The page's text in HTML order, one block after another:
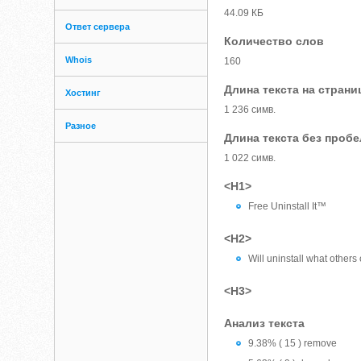
Ответ сервера
Whois
Хостинг
Разное
44.09 КБ
Количество слов
160
Длина текста на
1 236 симв.
Длина текста без
1 022 симв.
<H1>
Free Uninstall It™
<H2>
Will uninstall what others
<H3>
Анализ текста
9.38% ( 15 ) remove